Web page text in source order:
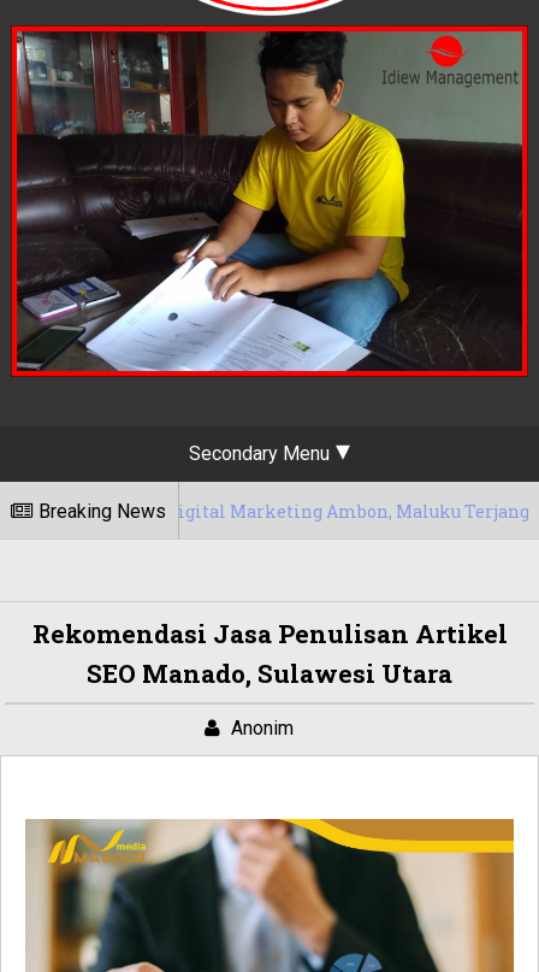
Secondary Menu
Breaking News
Jasa Digital Marketing Ambon, Maluku Terjangkau
Rekomendasi Jasa Penulisan Artikel
SEO Manado, Sulawesi Utara
Anonim